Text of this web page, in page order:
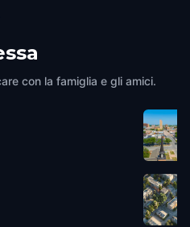
con la famiglia e gli amici.